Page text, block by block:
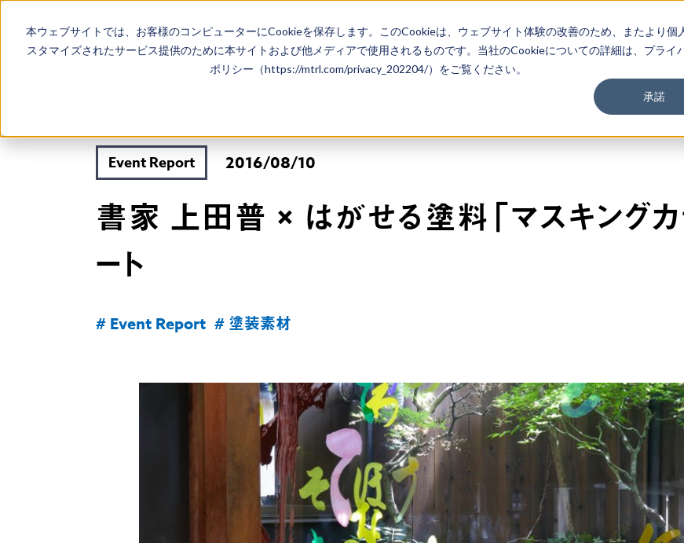
本ウェブサイトでは、お客様のコンピューターにCookieを保存します。このCookieは、ウェブサイト体験の改善のため、またより個
スタマイズされたサービス提供のために本サイトおよび他メディアで使用されるものです。当社のCookieについての詳細は、プライ
ポリシー（https://mtrl.com/privacy_202204/）をご覧ください。
承諾
Event Report 2016/08/10
書家 上田普 × はがせる塗料「マスキング
ート
# Event Report # 塗装素材